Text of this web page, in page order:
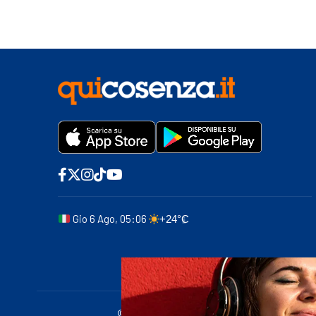
Gio 6 Ago, 05:06 +24°C
© 2011-2025 quicosenza.it - Tribunale di